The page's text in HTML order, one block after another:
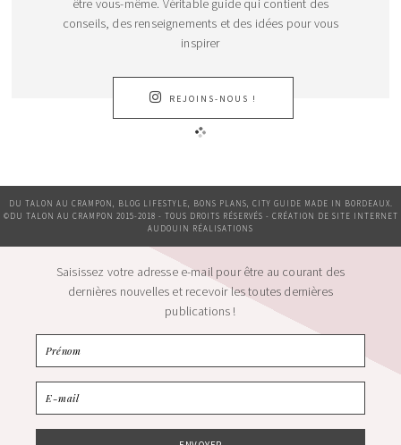
être vous-même. Véritable guide qui contient des
conseils, des renseignements et des idées pour vous
inspirer
REJOINS-NOUS !
DU TALON AU CRAMPON, BLOG LIFESTYLE, BONS PLANS, CITY GUIDE MADE IN BORDEAUX.
©DU TALON AU CRAMPON 2015-2018 - TOUS DROITS RÉSERVÉS - CRÉATION DE SITE INTERNET
AUDOUIN RÉALISATIONS
Saisissez votre adresse e-mail pour être au courant des
dernières nouvelles et recevoir les toutes dernières
publications !